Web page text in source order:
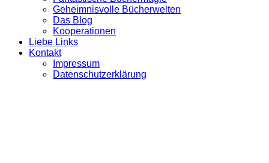
Geheimnisvolle Bücherwelten
Das Blog
Kooperationen
Liebe Links
Kontakt
Impressum
Datenschutzerklärung